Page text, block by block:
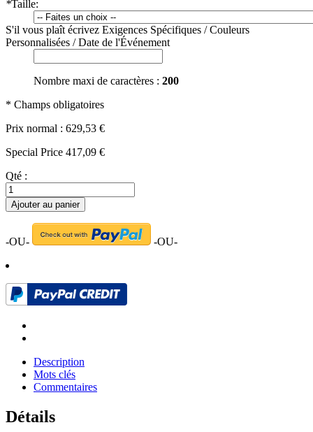
*Taille:
S'il vous plaît écrivez Exigences Spécifiques / Couleurs
Personnalisées / Date de l'Événement
Nombre maxi de caractères : 200
* Champs obligatoires
Prix normal : 629,53 €
Special Price 417,09 €
Qté :
Ajouter au panier
-OU- -OU-
Description
Mots clés
Commentaires
Détails